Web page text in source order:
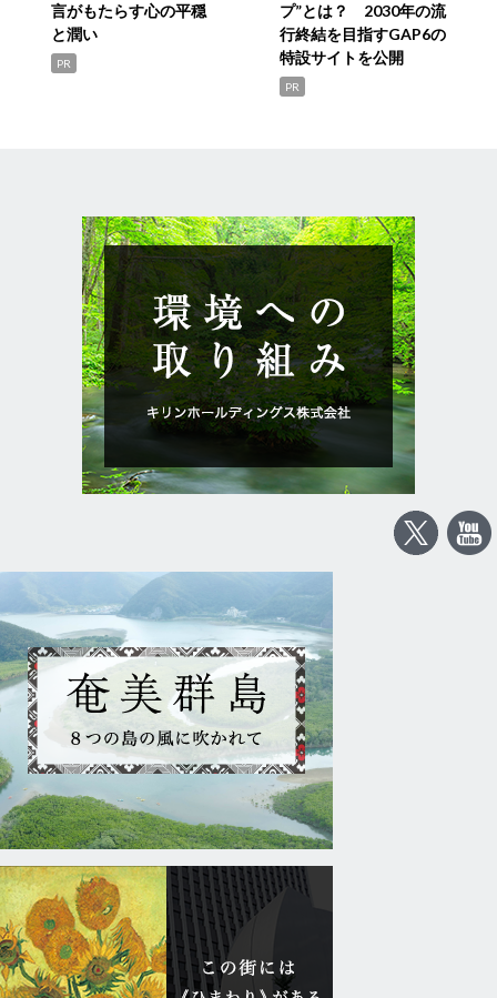
言がもたらす心の平穏
と潤い
PR
プ”とは？ 2030年の流
行終結を目指すGAP6の
特設サイトを公開
PR